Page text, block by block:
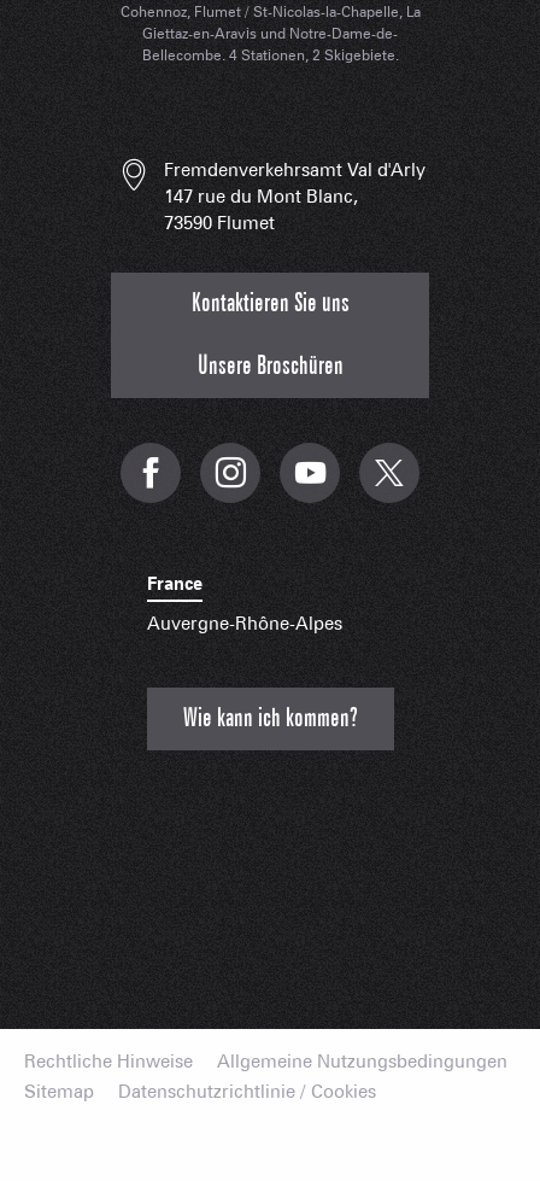
Cohennoz, Flumet / St-Nicolas-la-Chapelle, La
Giettaz-en-Aravis und Notre-Dame-de-
Bellecombe. 4 Stationen, 2 Skigebiete.
Fremdenverkehrsamt Val d'Arly
147 rue du Mont Blanc,
73590 Flumet
Kontaktieren Sie uns
Unsere Broschüren
France
Auvergne-Rhône-Alpes
Wie kann ich kommen?
Rechtliche Hinweise
Allgemeine Nutzungsbedingungen
Sitemap
Datenschutzrichtlinie / Cookies